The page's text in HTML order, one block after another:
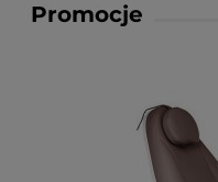
Promocje